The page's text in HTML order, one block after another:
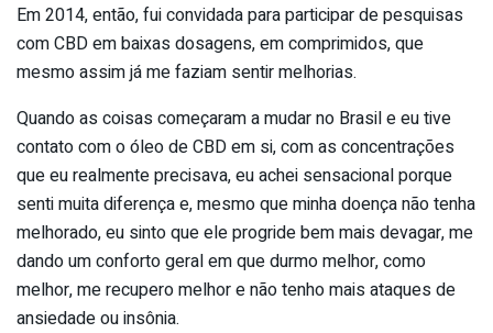
Em 2014, então, fui convidada para participar de pesquisas
com CBD em baixas dosagens, em comprimidos, que
mesmo assim já me faziam sentir melhorias.
Quando as coisas começaram a mudar no Brasil e eu tive
contato com o óleo de CBD em si, com as concentrações
que eu realmente precisava, eu achei sensacional porque
senti muita diferença e, mesmo que minha doença não tenha
melhorado, eu sinto que ele progride bem mais devagar, me
dando um conforto geral em que durmo melhor, como
melhor, me recupero melhor e não tenho mais ataques de
ansiedade ou insônia.